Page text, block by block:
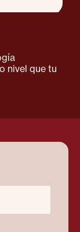
nivel que tu